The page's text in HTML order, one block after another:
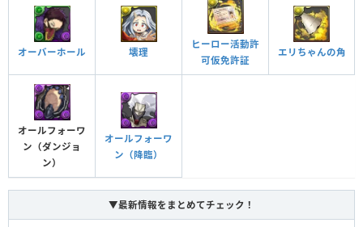
オーバーホール 壊理
ヒーロー活動許
可仮免許証
エリちゃんの角
オールフォーワ
ン（ダンジョ
ン）
オールフォーワ
ン（降臨）
▼最新情報をまとめてチェック！